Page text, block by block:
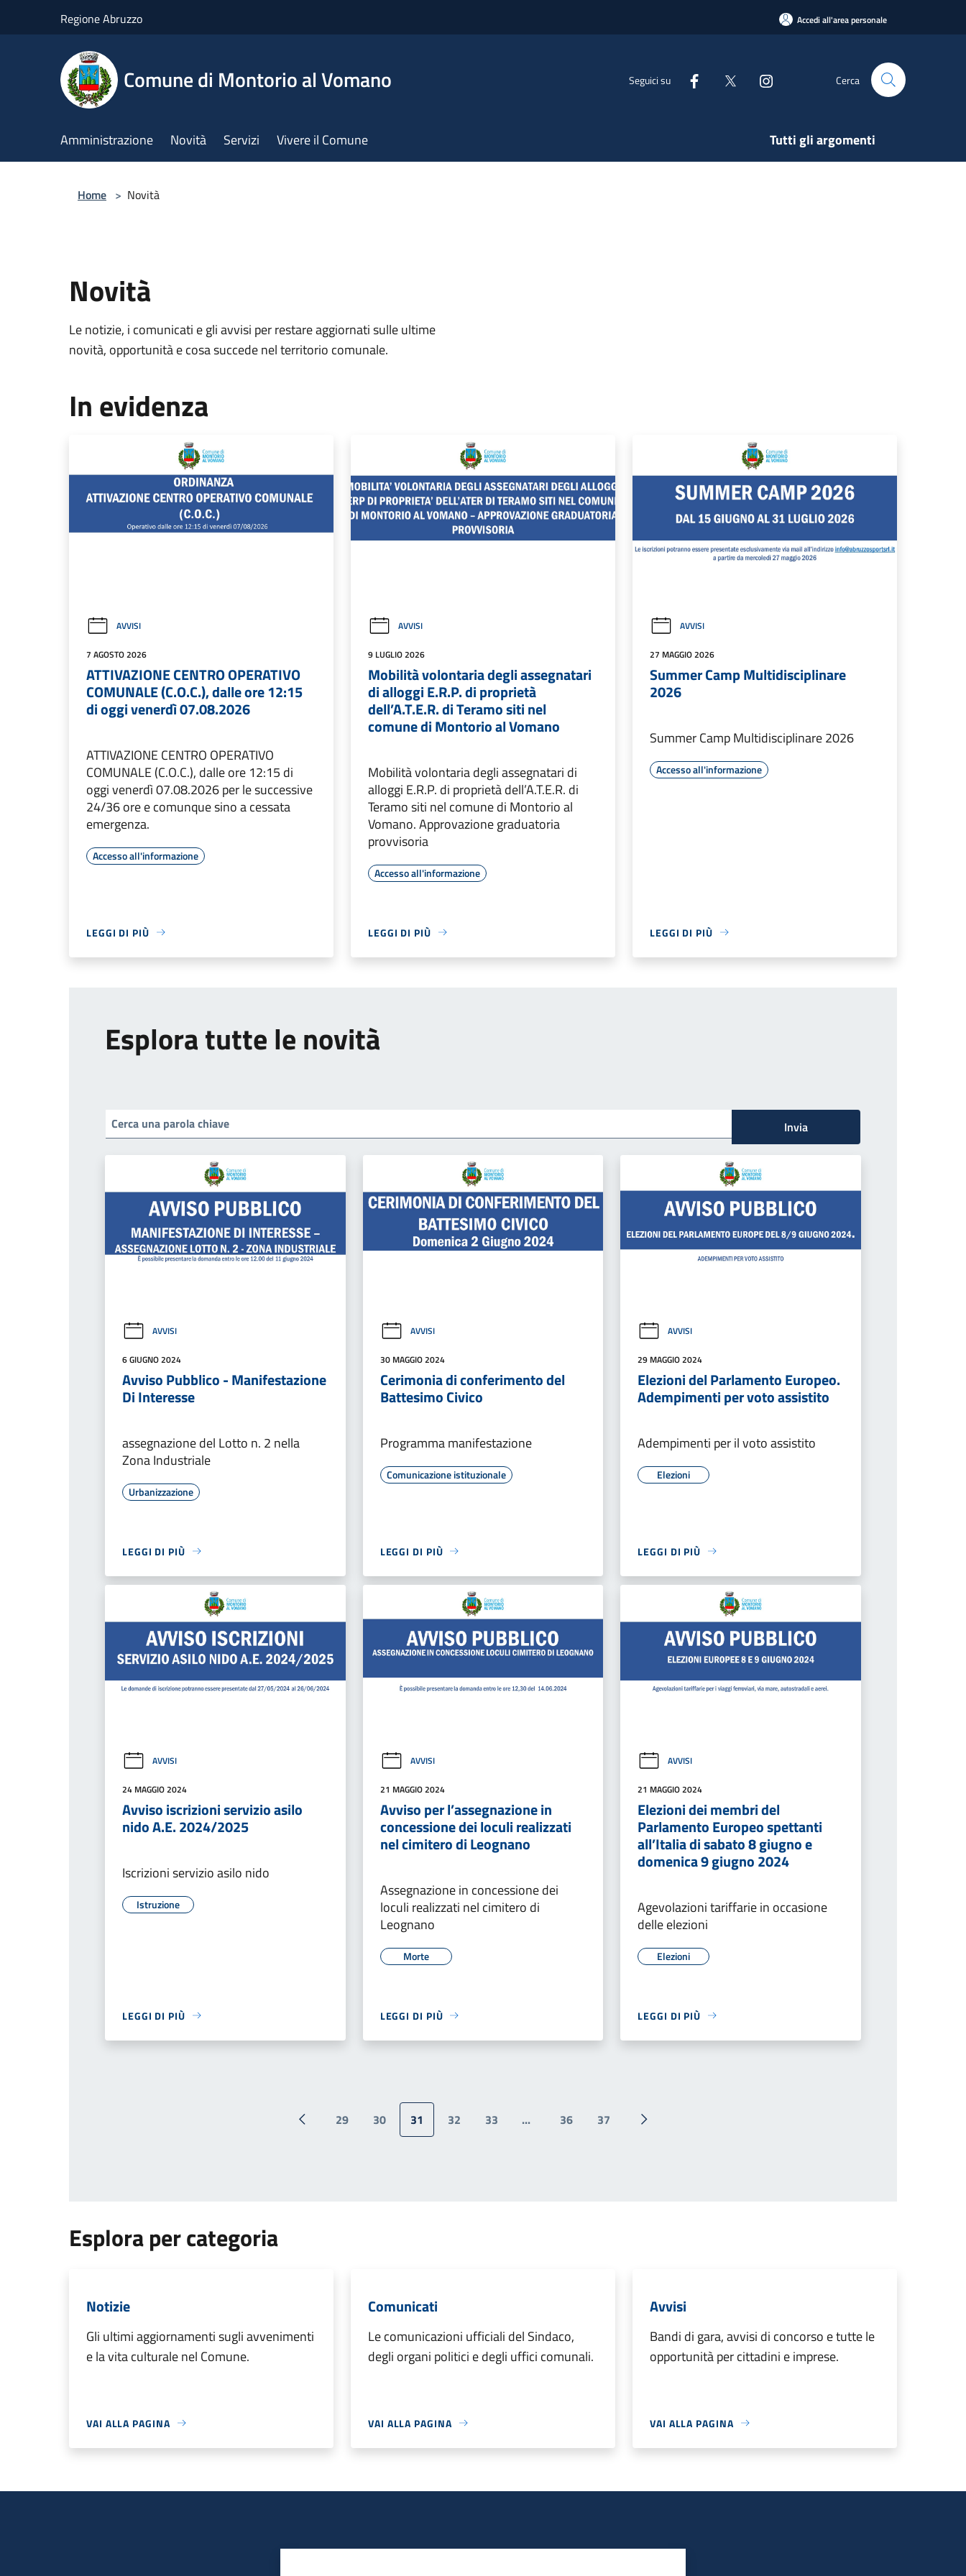
Regione Abruzzo Accedi all'area personale
Comune di Montorio al Vomano Seguici su Cerca
Amministrazione Novità Servizi Vivere il Comune Tutti gli argomenti
Home > Novità
Novità
Le notizie, i comunicati e gli avvisi per restare aggiornati sulle ultime
novità, opportunità e cosa succede nel territorio comunale.
In evidenza
AVVISI
7 AGOSTO 2026
ATTIVAZIONE CENTRO OPERATIVO
COMUNALE (C.O.C.), dalle ore 12:15
di oggi venerdì 07.08.2026
ATTIVAZIONE CENTRO OPERATIVO
COMUNALE (C.O.C.), dalle ore 12:15 di
oggi venerdì 07.08.2026 per le successive
24/36 ore e comunque sino a cessata
emergenza.
Accesso all'informazione
LEGGI DI PIÙ
AVVISI
9 LUGLIO 2026
Mobilità volontaria degli assegnatari
di alloggi E.R.P. di proprietà
dell’A.T.E.R. di Teramo siti nel
comune di Montorio al Vomano
Mobilità volontaria degli assegnatari di
alloggi E.R.P. di proprietà dell’A.T.E.R. di
Teramo siti nel comune di Montorio al
Vomano. Approvazione graduatoria
provvisoria
Accesso all'informazione
LEGGI DI PIÙ
AVVISI
27 MAGGIO 2026
Summer Camp Multidisciplinare
2026
Summer Camp Multidisciplinare 2026
Accesso all'informazione
LEGGI DI PIÙ
Esplora tutte le novità
Invia
AVVISI
6 GIUGNO 2024
Avviso Pubblico - Manifestazione
Di Interesse
assegnazione del Lotto n. 2 nella
Zona Industriale
Urbanizzazione
LEGGI DI PIÙ
AVVISI
30 MAGGIO 2024
Cerimonia di conferimento del
Battesimo Civico
Programma manifestazione
Comunicazione istituzionale
LEGGI DI PIÙ
AVVISI
29 MAGGIO 2024
Elezioni del Parlamento Europeo.
Adempimenti per voto assistito
Adempimenti per il voto assistito
Elezioni
LEGGI DI PIÙ
AVVISI
24 MAGGIO 2024
Avviso iscrizioni servizio asilo
nido A.E. 2024/2025
Iscrizioni servizio asilo nido
Istruzione
LEGGI DI PIÙ
AVVISI
21 MAGGIO 2024
Avviso per l’assegnazione in
concessione dei loculi realizzati
nel cimitero di Leognano
Assegnazione in concessione dei
loculi realizzati nel cimitero di
Leognano
Morte
LEGGI DI PIÙ
AVVISI
21 MAGGIO 2024
Elezioni dei membri del
Parlamento Europeo spettanti
all’Italia di sabato 8 giugno e
domenica 9 giugno 2024
Agevolazioni tariffarie in occasione
delle elezioni
Elezioni
LEGGI DI PIÙ
Pagina precedente
29 30 31 32 33 ... 36 37
Pagina successiva
Esplora per categoria
Notizie
Gli ultimi aggiornamenti sugli avvenimenti
e la vita culturale nel Comune.
VAI ALLA PAGINA
Comunicati
Le comunicazioni ufficiali del Sindaco,
degli organi politici e degli uffici comunali.
VAI ALLA PAGINA
Avvisi
Bandi di gara, avvisi di concorso e tutte le
opportunità per cittadini e imprese.
VAI ALLA PAGINA